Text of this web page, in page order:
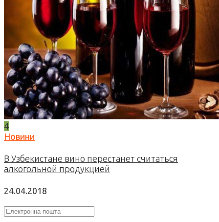
4
Новини
В Узбекистане вино перестанет считаться
алкогольной продукцией
24.04.2018